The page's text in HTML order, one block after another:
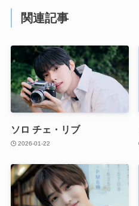
関連記事
ソロ チェ・リブ
2026-01-22